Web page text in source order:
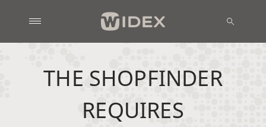
THE SHOPFINDER
REQUIRES